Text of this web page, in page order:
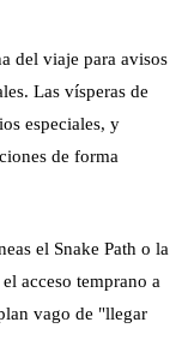
del viaje para avisos
Las vísperas de
especiales, y
de forma
el Snake Path o la
acceso temprano a
vago de "llegar